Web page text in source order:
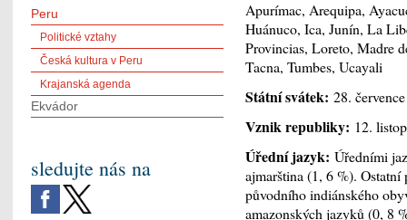
Apurímac, Arequipa,
Huánuco, Ica, Junín, La
Provincias, Loreto, Madre
Tacna, Tumbes, Ucayali
Státní svátek: 28.
Vznik republiky: 12.
Úřední jazyk: Úředními
ajmarština (1, 6 %).
původního indiánského
amazonských jazyků (0, 8
Peru
Politické vztahy
Česká kultura v Peru
Krajanská agenda
Ekvádor
sledujte nás na